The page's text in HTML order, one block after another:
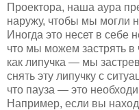
Проектора, наша аура
наружу, чтобы мы могли
Иногда это несет в себе
что мы можем застрять в
как липучка — мы
снять эту липучку с
что пауза — это
Например, если вы